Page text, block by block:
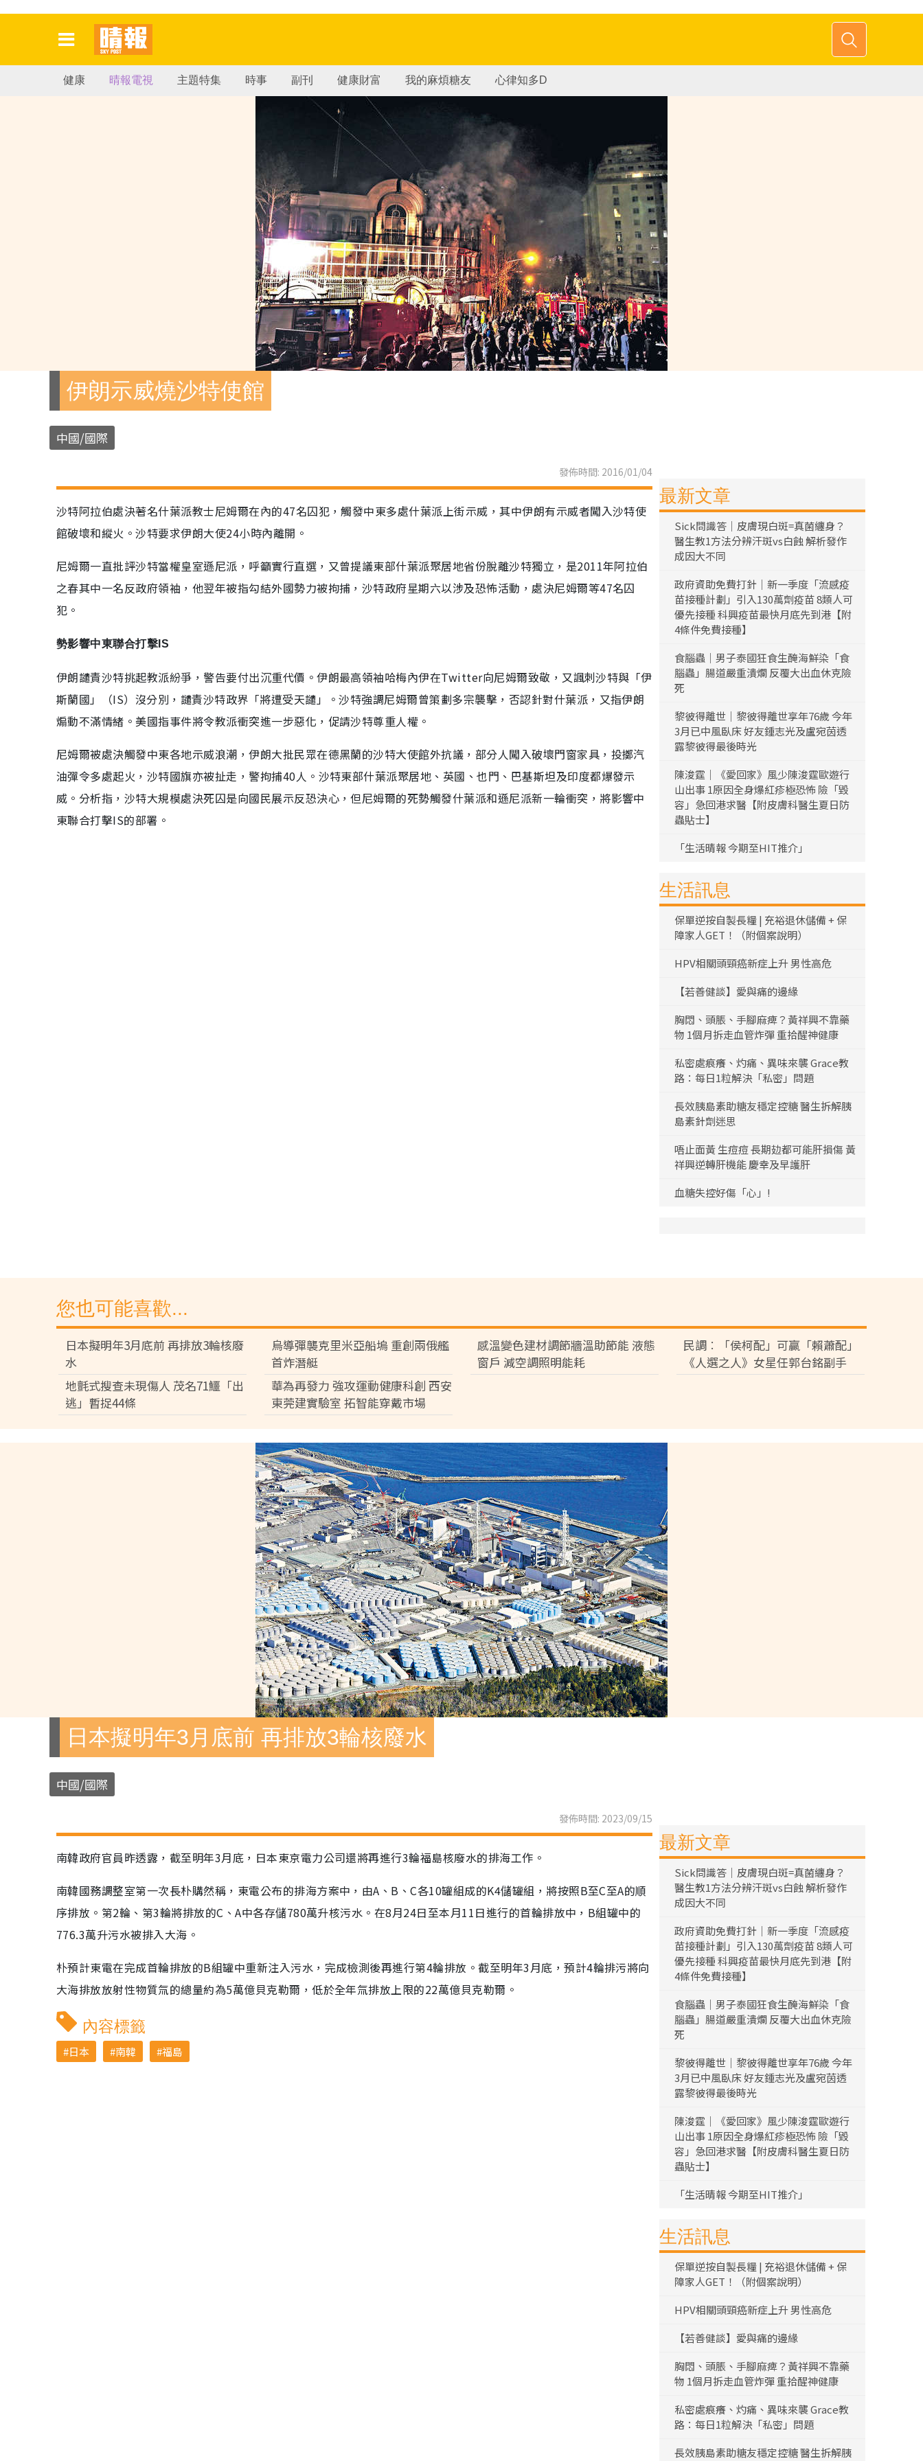
健康 晴報電視 主題特集 時事 副刊 健康財富 我的麻煩糖友 心律知多D
伊朗示威燒沙特使館
中國/國際
發佈時間: 2016/01/04
沙特阿拉伯處決著名什葉派教士尼姆爾在內的47名囚犯，觸發中東多處什葉派上街示威，其中伊朗有示威者闖入沙特使
館破壞和縱火。沙特要求伊朗大使24小時內離開。
尼姆爾一直批評沙特當權皇室遜尼派，呼籲實行直選，又曾提議東部什葉派聚居地省份脫離沙特獨立，是2011年阿拉伯
之春其中一名反政府領袖，他翌年被指勾結外國勢力被拘捕，沙特政府星期六以涉及恐怖活動，處決尼姆爾等47名囚
犯。
勢影響中東聯合打擊IS
伊朗譴責沙特挑起教派紛爭，警告要付出沉重代價。伊朗最高領袖哈梅內伊在Twitter向尼姆爾致敬，又諷刺沙特與「伊
斯蘭國」（IS）沒分別，譴責沙特政界「將遭受天譴」。沙特強調尼姆爾曾策劃多宗襲擊，否認針對什葉派，又指伊朗
煽動不滿情緒。美國指事件將令教派衝突進一步惡化，促請沙特尊重人權。
尼姆爾被處決觸發中東各地示威浪潮，伊朗大批民眾在德黑蘭的沙特大使館外抗議，部分人闖入破壞門窗家具，投擲汽
油彈令多處起火，沙特國旗亦被扯走，警拘捕40人。沙特東部什葉派聚居地、英國、也門、巴基斯坦及印度都爆發示
威。分析指，沙特大規模處決死囚是向國民展示反恐決心，但尼姆爾的死勢觸發什葉派和遜尼派新一輪衝突，將影響中
東聯合打擊IS的部署。
最新文章
Sick問識答｜皮膚現白斑=真菌纏身？
醫生教1方法分辨汗斑vs白蝕 解析發作
成因大不同
政府資助免費打針｜新一季度「流感疫
苗接種計劃」引入130萬劑疫苗 8類人可
優先接種 科興疫苗最快月底先到港【附
4條件免費接種】
食腦蟲｜男子泰國狂食生醃海鮮染「食
腦蟲」腸道嚴重潰爛 反覆大出血休克險
死
黎彼得離世｜黎彼得離世享年76歲 今年
3月已中風臥床 好友鍾志光及盧宛茵透
露黎彼得最後時光
陳浚霆｜《愛回家》風少陳浚霆歐遊行
山出事 1原因全身爆紅疹極恐怖 險「毀
容」急回港求醫【附皮膚科醫生夏日防
蟲貼士】
「生活晴報 今期至HIT推介」
生活訊息
保單逆按自製長糧 | 充裕退休儲備 + 保
障家人GET！（附個案說明）
HPV相關頭頸癌新症上升 男性高危
【若善健談】愛與痛的邊緣
胸悶、頭脹、手腳麻痺？黃祥興不靠藥
物 1個月拆走血管炸彈 重拾醒神健康
私密處痕癢、灼痛、異味來襲 Grace教
路：每日1粒解決「私密」問題
長效胰島素助糖友穩定控糖 醫生拆解胰
島素針劑迷思
唔止面黃 生痘痘 長期攰都可能肝損傷 黃
祥興逆轉肝機能 慶幸及早護肝
血糖失控好傷「心」!
您也可能喜歡...
日本擬明年3月底前 再排放3輪核廢
水
烏導彈襲克里米亞船塢 重創兩俄艦
首炸潛艇
感溫變色建材調節牆溫助節能 液態
窗戶 減空調照明能耗
民調︰「侯柯配」可贏「賴蕭配」
《人選之人》女星任郭台銘副手
地氈式搜查未現傷人 茂名71鱷「出
逃」暫捉44條
華為再發力 強攻運動健康科創 西安
東莞建實驗室 拓智能穿戴市場
日本擬明年3月底前 再排放3輪核廢水
中國/國際
發佈時間: 2023/09/15
南韓政府官員昨透露，截至明年3月底，日本東京電力公司還將再進行3輪福島核廢水的排海工作。
南韓國務調整室第一次長朴購然稱，東電公布的排海方案中，由A、B、C各10罐組成的K4儲罐組，將按照B至C至A的順
序排放。第2輪、第3輪將排放的C、A中各存儲780萬升核污水。在8月24日至本月11日進行的首輪排放中，B組罐中的
776.3萬升污水被排入大海。
朴預計東電在完成首輪排放的B組罐中重新注入污水，完成檢測後再進行第4輪排放。截至明年3月底，預計4輪排污將向
大海排放放射性物質氚的總量約為5萬億貝克勒爾，低於全年氚排放上限的22萬億貝克勒爾。
內容標籤
日本 南韓 福島
最新文章
Sick問識答｜皮膚現白斑=真菌纏身？
醫生教1方法分辨汗斑vs白蝕 解析發作
成因大不同
政府資助免費打針｜新一季度「流感疫
苗接種計劃」引入130萬劑疫苗 8類人可
優先接種 科興疫苗最快月底先到港【附
4條件免費接種】
食腦蟲｜男子泰國狂食生醃海鮮染「食
腦蟲」腸道嚴重潰爛 反覆大出血休克險
死
黎彼得離世｜黎彼得離世享年76歲 今年
3月已中風臥床 好友鍾志光及盧宛茵透
露黎彼得最後時光
陳浚霆｜《愛回家》風少陳浚霆歐遊行
山出事 1原因全身爆紅疹極恐怖 險「毀
容」急回港求醫【附皮膚科醫生夏日防
蟲貼士】
「生活晴報 今期至HIT推介」
生活訊息
保單逆按自製長糧 | 充裕退休儲備 + 保
障家人GET！（附個案說明）
HPV相關頭頸癌新症上升 男性高危
【若善健談】愛與痛的邊緣
胸悶、頭脹、手腳麻痺？黃祥興不靠藥
物 1個月拆走血管炸彈 重拾醒神健康
私密處痕癢、灼痛、異味來襲 Grace教
路：每日1粒解決「私密」問題
長效胰島素助糖友穩定控糖 醫生拆解胰